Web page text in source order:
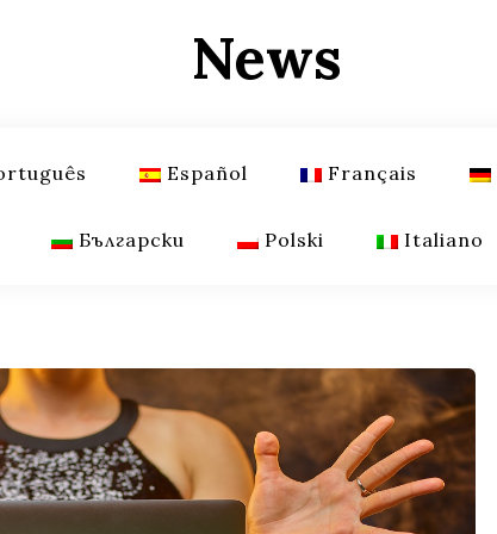
News
Español Français
Български Polski Italiano